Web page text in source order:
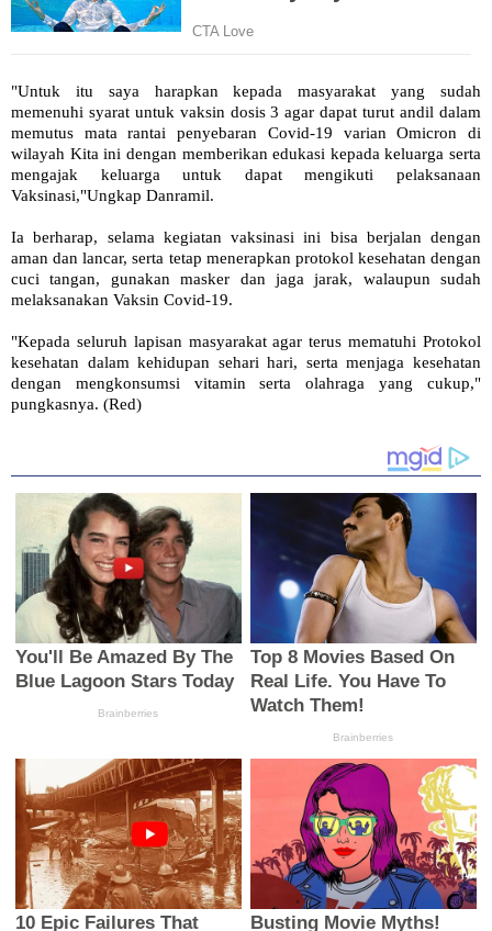
"Untuk itu saya harapkan kepada masyarakat yang sudah
memenuhi syarat untuk vaksin dosis 3 agar dapat turut andil dalam
memutus mata rantai penyebaran Covid-19 varian Omicron di
wilayah Kita ini dengan memberikan edukasi kepada keluarga serta
mengajak keluarga untuk dapat mengikuti pelaksanaan
Vaksinasi,"Ungkap Danramil.
Ia berharap, selama kegiatan vaksinasi ini bisa berjalan dengan
aman dan lancar, serta tetap menerapkan protokol kesehatan dengan
cuci tangan, gunakan masker dan jaga jarak, walaupun sudah
melaksanakan Vaksin Covid-19.
"Kepada seluruh lapisan masyarakat agar terus mematuhi Protokol
kesehatan dalam kehidupan sehari hari, serta menjaga kesehatan
dengan mengkonsumsi vitamin serta olahraga yang cukup,"
pungkasnya. (Red)